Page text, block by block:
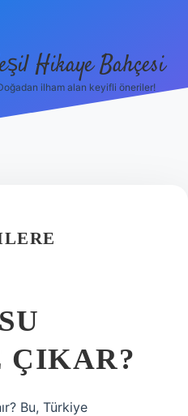
Hikaye Bahçesi
ilham alan keyifli öneriler!
ÇIKAR?
Bu, Türkiye